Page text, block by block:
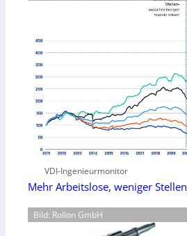
VDI-Ingenieurmonitor
Mehr Arbeitslose, weniger Stellen
Bild: Rollon GmbH